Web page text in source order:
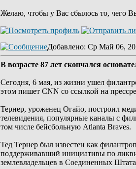
Желаю, чтобы у Вас сбылось то, чего
Добавлено: Ср Май 06,
В возрасте 87 лет скончался
Сегодня, 6 мая, из жизни ушел
этом пишет CNN со ссылкой на
Тернер, уроженец Огайо, построил
телевидения, популярные каналы с
том числе бейсбольную Atlanta Braves.
Тед Тернер был известен как
поддерживавший инициативы по
землевладельцев в Соединенных